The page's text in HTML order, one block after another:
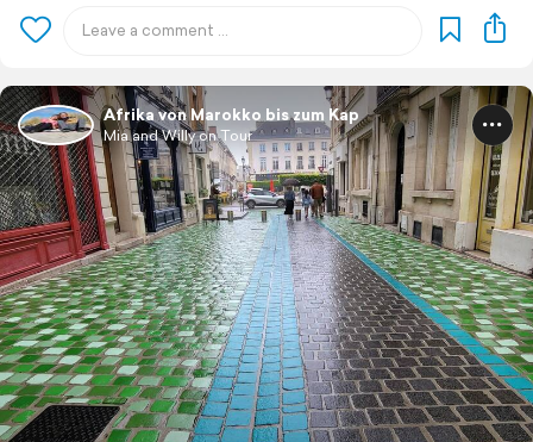
Afrika von Marokko bis zum Kap
Mia and Willy on Tour